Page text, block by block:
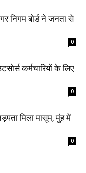
निगम बोर्ड ने जनता से
0
कर्मचारियों के लिए
0
मिला मासूम, मुंह में
0